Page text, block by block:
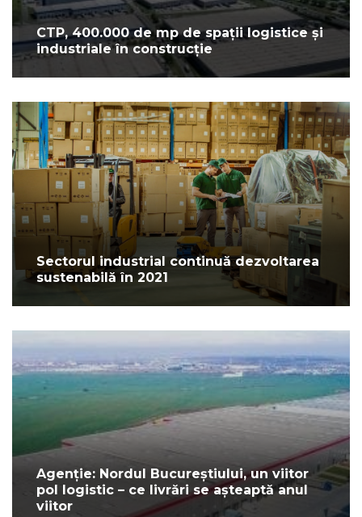
CTP, 400.000 de mp de spații logistice și
industriale în construcție
Sectorul industrial continuă dezvoltarea
sustenabilă în 2021
Agenție: Nordul Bucureștiului, un viitor
pol logistic – ce livrări se așteaptă anul
viitor